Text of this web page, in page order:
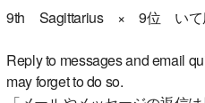
9th Sagittarius × 9位 いて
Reply to messages and email
may forget to do so.